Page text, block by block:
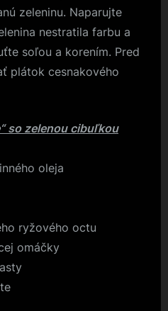
zeleninu. Naparujte
nestratila farbu a
soľou a korením. Pred
plátok cesnakového
so zelenou cibuľkou
oleja
ryžového octu
omáčky